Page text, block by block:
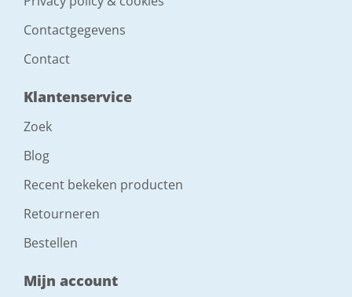
Contactgegevens
Contact
Klantenservice
Zoek
Blog
Recent bekeken producten
Retourneren
Bestellen
Mijn account